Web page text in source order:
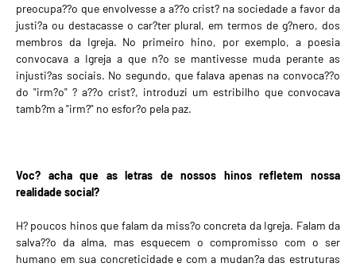
preocupa??o que envolvesse a a??o crist? na sociedade a favor da
justi?a ou destacasse o car?ter plural, em termos de g?nero, dos
membros da Igreja. No primeiro hino, por exemplo, a poesia
convocava a Igreja a que n?o se mantivesse muda perante as
injusti?as sociais. No segundo, que falava apenas na convoca??o
do "irm?o" ? a??o crist?, introduzi um estribilho que convocava
tamb?m a "irm?" no esfor?o pela paz.
Voc? acha que as letras de nossos hinos refletem nossa
realidade social?
H? poucos hinos que falam da miss?o concreta da Igreja. Falam da
salva??o da alma, mas esquecem o compromisso com o ser
humano em sua concreticidade e com a mudan?a das estruturas